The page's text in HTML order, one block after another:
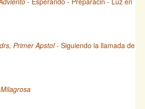
Primer Apstol- Siguiendo la llamada de